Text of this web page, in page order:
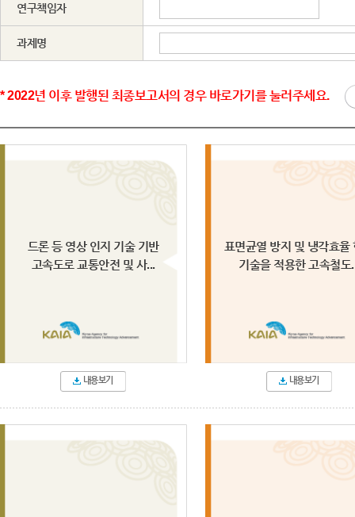
연구책임자
과제명
* 2022년 이후 발행된 최종보고서의 경우 바로가기를 눌러주세요.
드론 등 영상 인지 기술 기반
고속도로 교통안전 및 사...
내용보기
표면균열 방지 및 냉각효율
기술을 적용한 고속철도
내용보기